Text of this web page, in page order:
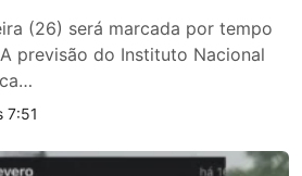
(26) será marcada por tempo
previsão do Instituto Nacional
7:51